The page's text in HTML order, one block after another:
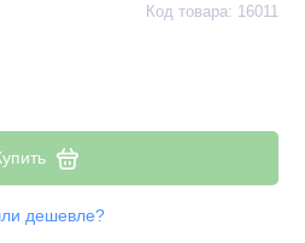
Код товара: 16011
дешевле?